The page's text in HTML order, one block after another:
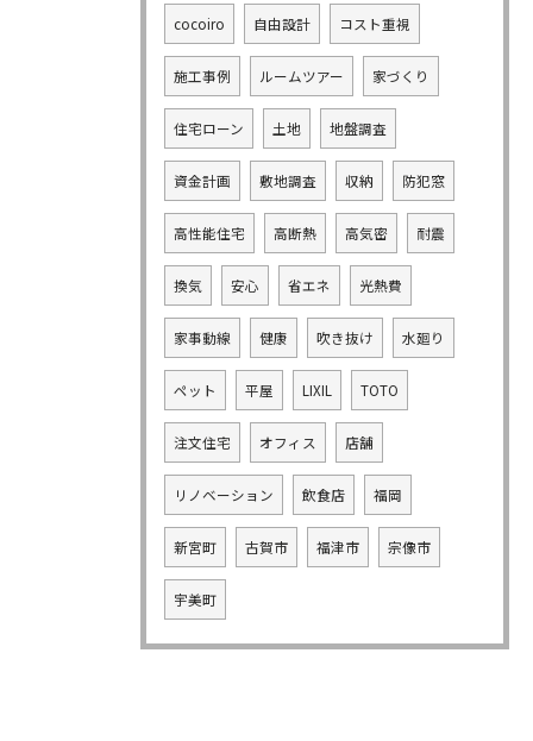
cocoiro 自由設計 コスト重視
施工事例 ルームツアー 家づくり
住宅ローン 土地 地盤調査
資金計画 敷地調査 収納 防犯窓
高性能住宅 高断熱 高気密 耐震
換気 安心 省エネ 光熱費
家事動線 健康 吹き抜け 水廻り
ペット 平屋 LIXIL TOTO
注文住宅 オフィス 店舗
リノベーション 飲食店 福岡
新宮町 古賀市 福津市 宗像市
宇美町